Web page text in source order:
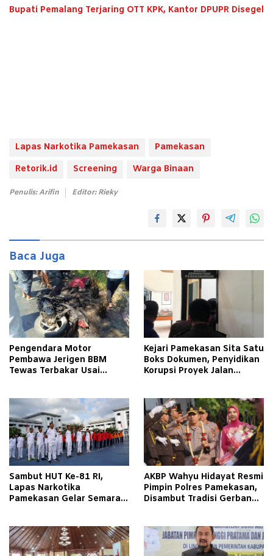
Bupati Pemalang Terjaring OTT KPK, Kantor DPUPR Disegel
Lapas Narkotika Pamekasan
Pamekasan
Retorik.id
Screening Warga Binaan
Penulis: Arifin Editor: Rieky
Baca Juga
Pengendara Motor
Pembawa Jerigen BBM
Tewas Terbakar Usai
Pamekasan
Kejari Pamekasan Sita Satu
Boks Dokumen, Penyidikan
Korupsi Proyek Jalan
Sambut HUT Ke-81 RI,
Lapas Narkotika
Pamekasan Gelar Semarak
AKBP Wahyu Hidayat Resmi
Pimpin Polres Pamekasan,
Disambut Tradisi Gerbang